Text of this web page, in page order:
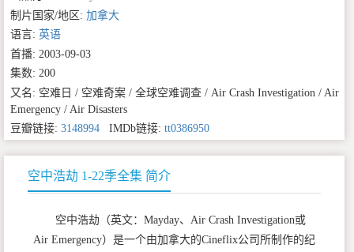
制片国家/地区: 加拿大
语言: 英语
首播: 2003-09-03
集数: 200
又名: 空难日 / 空难奇案 / 全球空难调查 / Air Crash Investigation / Air
Emergency / Air Disasters
豆瓣链接: 3148994 IMDb链接: tt0386950
空中浩劫 1-22季全集 简介
空中浩劫（英文：Mayday、Air Crash Investigation或
Air Emergency）是一个由加拿大的Cineflix公司所制作的纪